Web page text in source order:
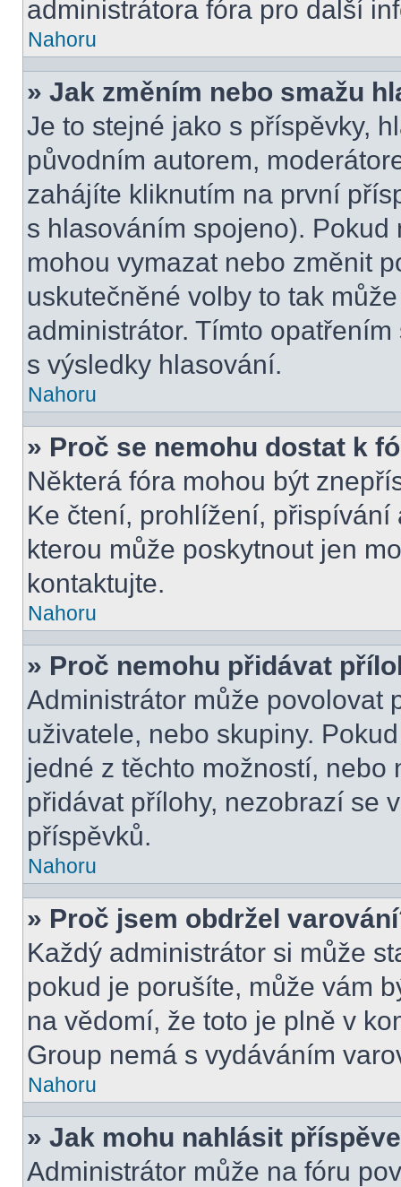
administrátora fóra pro další
Nahoru
» Jak změním nebo smažu
Je to stejné jako s příspěvky,
původním autorem,
zahájíte kliknutím na první
s hlasováním spojeno).
mohou vymazat nebo změnit
uskutečněné volby to tak
administrátor. Tímto
s výsledky hlasování.
Nahoru
» Proč se nemohu dostat k
Některá fóra mohou být
Ke čtení, prohlížení,
kterou může poskytnout jen
kontaktujte.
Nahoru
» Proč nemohu přidávat
Administrátor může povolovat
uživatele, nebo skupiny.
jedné z těchto možností,
přidávat přílohy, nezobrazí se
příspěvků.
Nahoru
» Proč jsem obdržel
Každý administrátor si může
pokud je porušíte, může vám
na vědomí, že toto je plně v
Group nemá s vydáváním
Nahoru
» Jak mohu nahlásit
Administrátor může na fóru